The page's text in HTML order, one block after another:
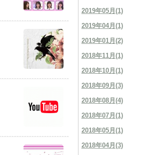
2019年05月(1)
2019年04月(1)
2019年01月(2)
2018年11月(1)
2018年10月(1)
2018年09月(3)
2018年08月(4)
2018年07月(1)
2018年05月(1)
2018年04月(3)